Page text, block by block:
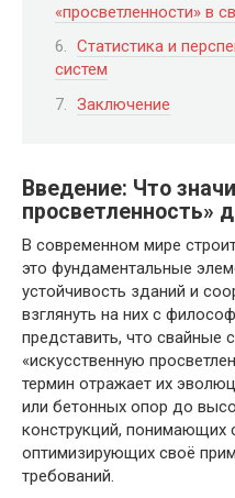
«просветленности» в
Статистика и
систем
Заключение
Введение: Что
просветленность»
В современном мире
это фундаментальные
устойчивость зданий и
взглянуть на них с
представить, что свайные
«искусственную
термин отражает их
или бетонных опор до
конструкций, понимающих
оптимизирующих своё
требований.